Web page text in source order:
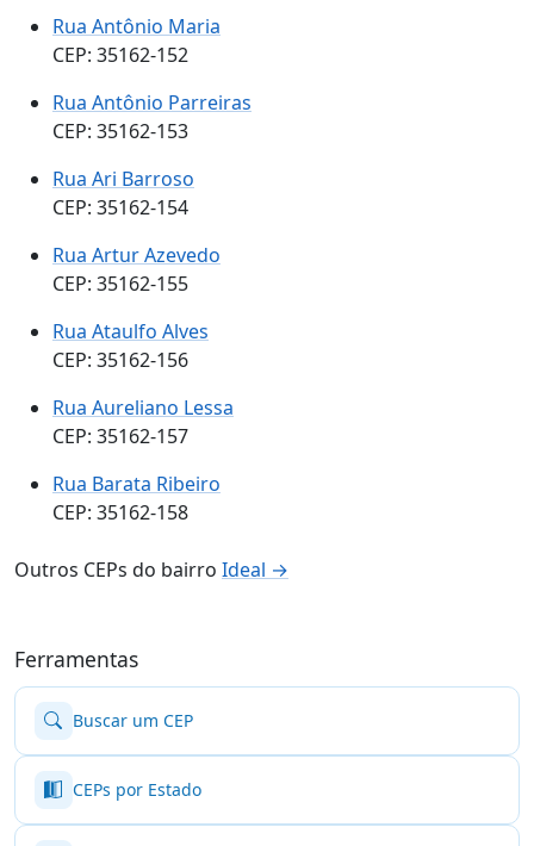
Rua Antônio Maria
CEP: 35162-152
Rua Antônio Parreiras
CEP: 35162-153
Rua Ari Barroso
CEP: 35162-154
Rua Artur Azevedo
CEP: 35162-155
Rua Ataulfo Alves
CEP: 35162-156
Rua Aureliano Lessa
CEP: 35162-157
Rua Barata Ribeiro
CEP: 35162-158
Outros CEPs do bairro Ideal →
Ferramentas
Buscar um CEP
CEPs por Estado